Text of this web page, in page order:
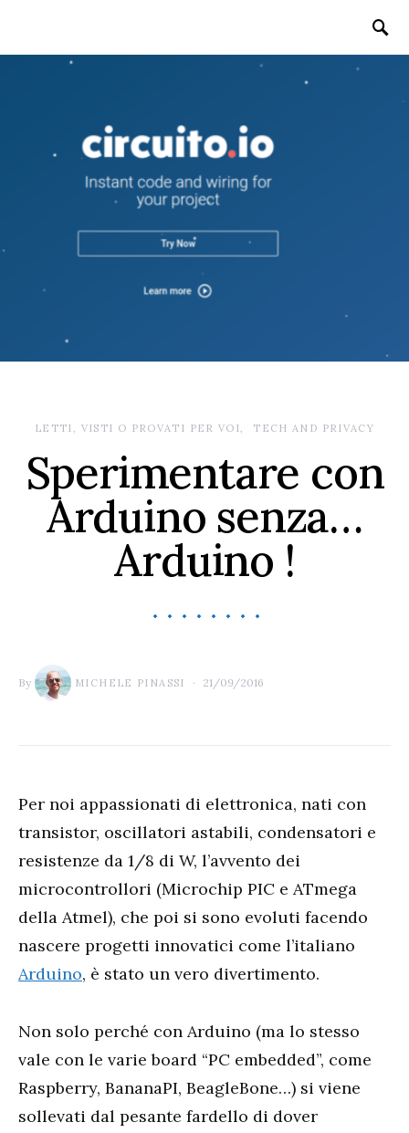
LETTI, VISTI O PROVATI PER VOI TECH AND PRIVACY
Sperimentare con
Arduino senza…
Arduino !
By MICHELE PINASSI 21/09/2016
Per noi appassionati di elettronica, nati con
transistor, oscillatori astabili, condensatori e
resistenze da 1/8 di W, l’avvento dei
microcontrollori (Microchip PIC e ATmega
della Atmel), che poi si sono evoluti facendo
nascere progetti innovatici come l’italiano
Arduino, è stato un vero divertimento.
Non solo perché con Arduino (ma lo stesso
vale con le varie board “PC embedded”, come
Raspberry, BananaPI, BeagleBone…) si viene
sollevati dal pesante fardello di dover